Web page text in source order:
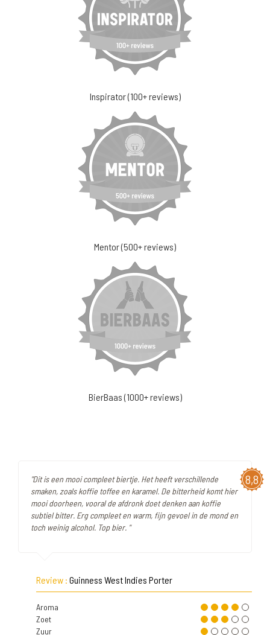
Inspirator (100+ reviews)
Mentor (500+ reviews)
BierBaas (1000+ reviews)
8,8
"Dit is een mooi compleet biertje. Het heeft verschillende
smaken, zoals koffie toffee en karamel. De bitterheid komt hier
mooi doorheen, vooral de afdronk doet denken aan koffie
subtiel bitter. Erg compleet en warm, fijn gevoel in de mond en
toch weinig alcohol. Top bier. "
Review : Guinness West Indies Porter
Aroma
Zoet
Zuur